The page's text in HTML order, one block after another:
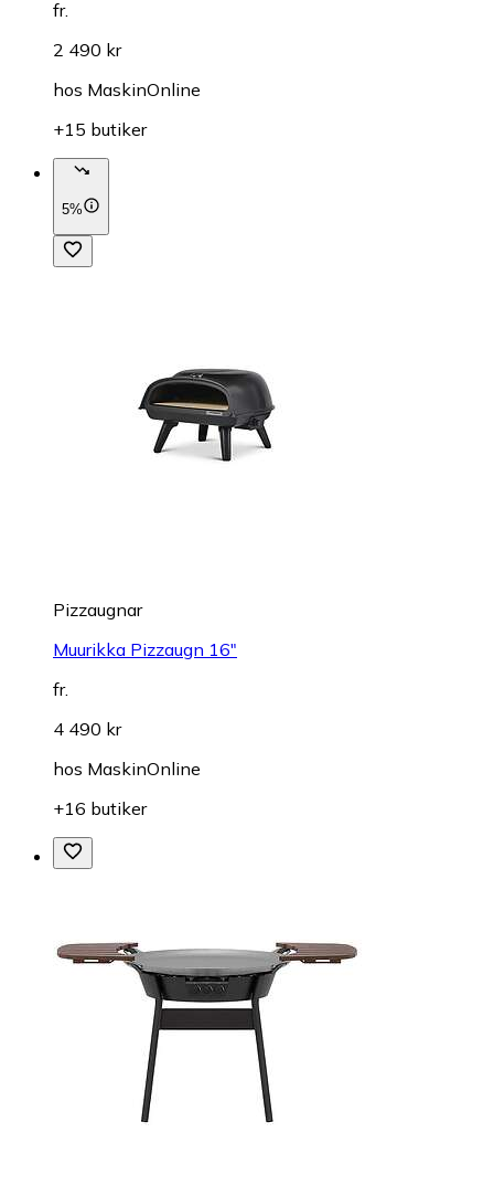
fr.
2 490 kr
hos MaskinOnline
+15 butiker
5%
Pizzaugnar
Muurikka Pizzaugn 16"
fr.
4 490 kr
hos MaskinOnline
+16 butiker